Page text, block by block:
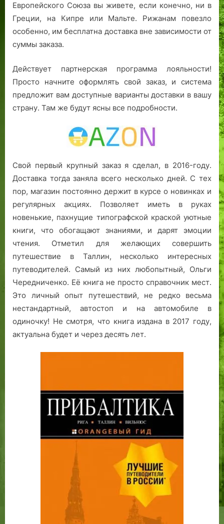
Европейского Союза вы живете, если конечно, ни в
Греции, на Кипре или Мальте. Рижанам повезло
особенно, им бесплатна доставка вне зависимости от
суммы заказа.
Действует партнерская программа лояльности!
Просто начните оформлять свой заказ, и система
предложит вам доступные варианты доставки в вашу
страну. Там же будут ясны все подробности.
Свой первый крупный заказ я сделал, в 2016-году.
Доставка тогда заняла всего несколько дней. С тех
пор, магазин постоянно держит в курсе о новинках и
регулярных акциях. Позволяет иметь в руках
новенькие, пахнущие типографской краской уютные
книги, что обогащают знаниями, и дарят эмоции
чтения. Отметил для желающих совершить
путешествие в Таллин, несколько интересных
путеводителей. Самый из них любопытный, Ольги
Чередниченко. Её книга не просто справочник мест.
Это личный опыт путешествий, не редко весьма
нестандартный, автостоп и на автомобиле в
одиночку! Не смотря, что книга издана в 2017 году,
актуальна будет и через десять лет.